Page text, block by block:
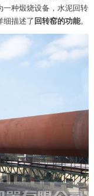
一种煅烧设备，水泥回转
细描述了 回转窑的功能。